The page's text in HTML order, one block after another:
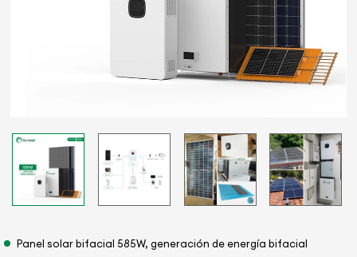
Panel solar bifacial 585W, generación de energía bifacial